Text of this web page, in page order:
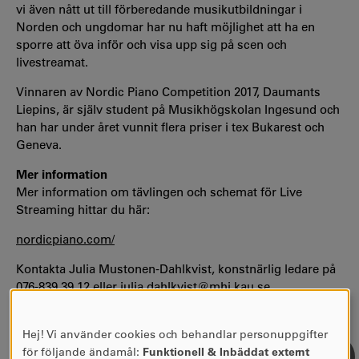
vi även nått ut till förberedande musikutbildningar i
Norden och ungdomar har nu haft möjlighet att ha en
sporre att öva inför och visa upp sig på scen och
livestreamat.
Vinnaren av Nordic Piano Competition 2017, Daumants
Liepins, är själv student på Musikhögskolan Ingesund och
han har under året vunnit flera priser i tex Bukarest och
Geneva.
Mer information
Mer information om tävlingen och schemat för Live
Streaming hittar du här:
nordicpiano.com/
Kontakta Julia Mustonen-Dahlkvist, konstnärlig ledare på
076-839 39 12 ellerjulia.dahlkvist@mhi.kau.se
ANVÄNDNING
Hej! Vi använder cookies och behandlar personuppgifter
för följande ändamål: Funktionell & Inbäddat externt